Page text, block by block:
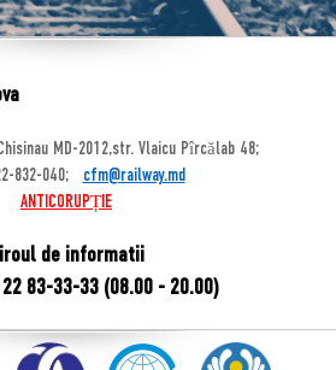
MD-2012,str. Vlaicu Pîrcălab 48;
832-040;
cfm@railway.md
ANTICORUPȚIE
de informatii
83-33-33 (08.00 - 20.00)